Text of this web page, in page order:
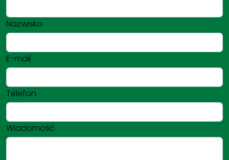
Nazwisko
E-mail
Telefon
Wiadomość